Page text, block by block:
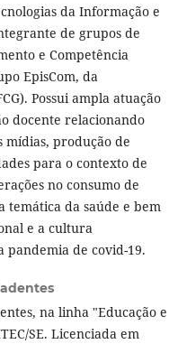
da Informação e
de grupos de
e Competência
EpisCom, da
Possui ampla atuação
docente relacionando
mídias, produção de
para o contexto de
no consumo de
temática da saúde e bem
e a cultura
de covid-19.
na linha "Educação e
SE. Licenciada em